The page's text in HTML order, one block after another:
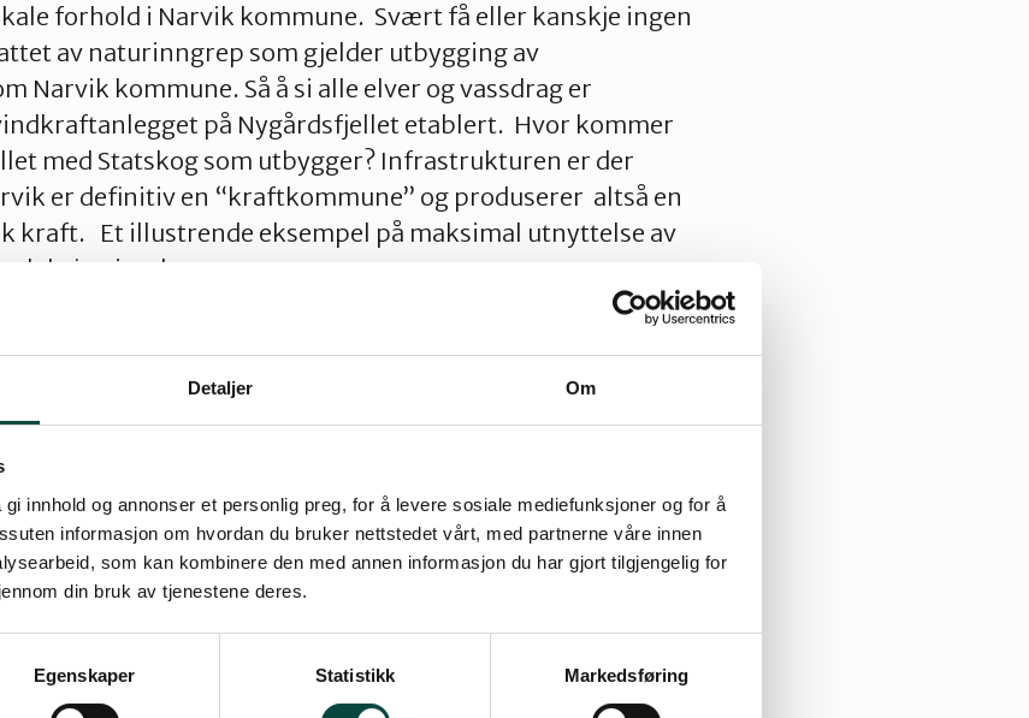
Detaljer Om
innhold og annonser et personlig preg, for å levere sosiale mediefunksjoner og for å
informasjon om hvordan du bruker nettstedet vårt, med partnerne våre innen
som kan kombinere den med annen informasjon du har gjort tilgjengelig for
din bruk av tjenestene deres.
Egenskaper Statistikk Markedsføring
forhold i Narvik kommune. Svært få eller kanskje ingen
av naturinngrep som gjelder utbygging av
Narvik kommune. Så å si alle elver og vassdrag er
på Nygårdsfjellet etablert. Hvor kommer
med Statskog som utbygger? Infrastrukturen er der
er definitiv en “kraftkommune” og produserer altså en
kraft. Et illustrende eksempel på maksimal utnyttelse av
i en kommune.
om vindmøller til elkraftproduksjon så har
fornybar energi ved å oppgradere samtlige vannkraftverk i
ganger mer kraft enn hva som ligger i det totale
kanskje det ville være noe smartere å utnytte eksisterende
i steden for å ødelegge dyrebare